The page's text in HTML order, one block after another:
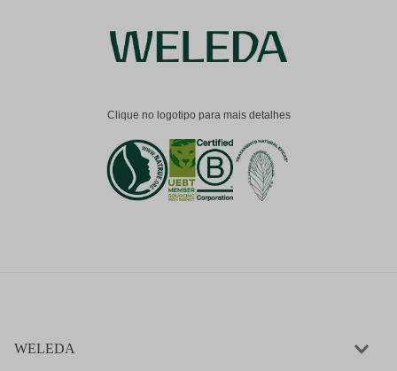
Clique no logotipo para mais detalhes
WELEDA